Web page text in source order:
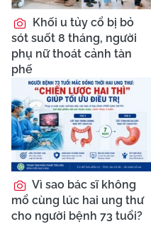
Khối u tủy cổ bị bỏ
sót suốt 8 tháng, người
phụ nữ thoát cảnh tàn
phế
Vì sao bác sĩ không
mổ cùng lúc hai ung thư
cho người bệnh 73 tuổi?